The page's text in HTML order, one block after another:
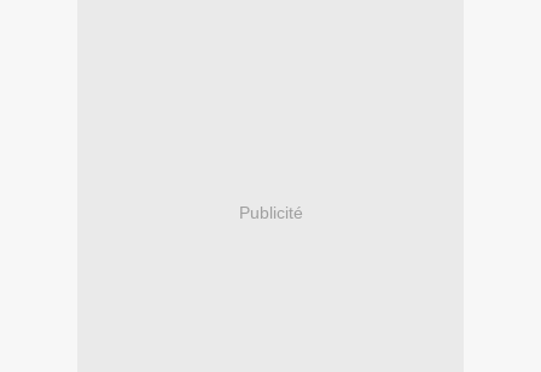
Publicité